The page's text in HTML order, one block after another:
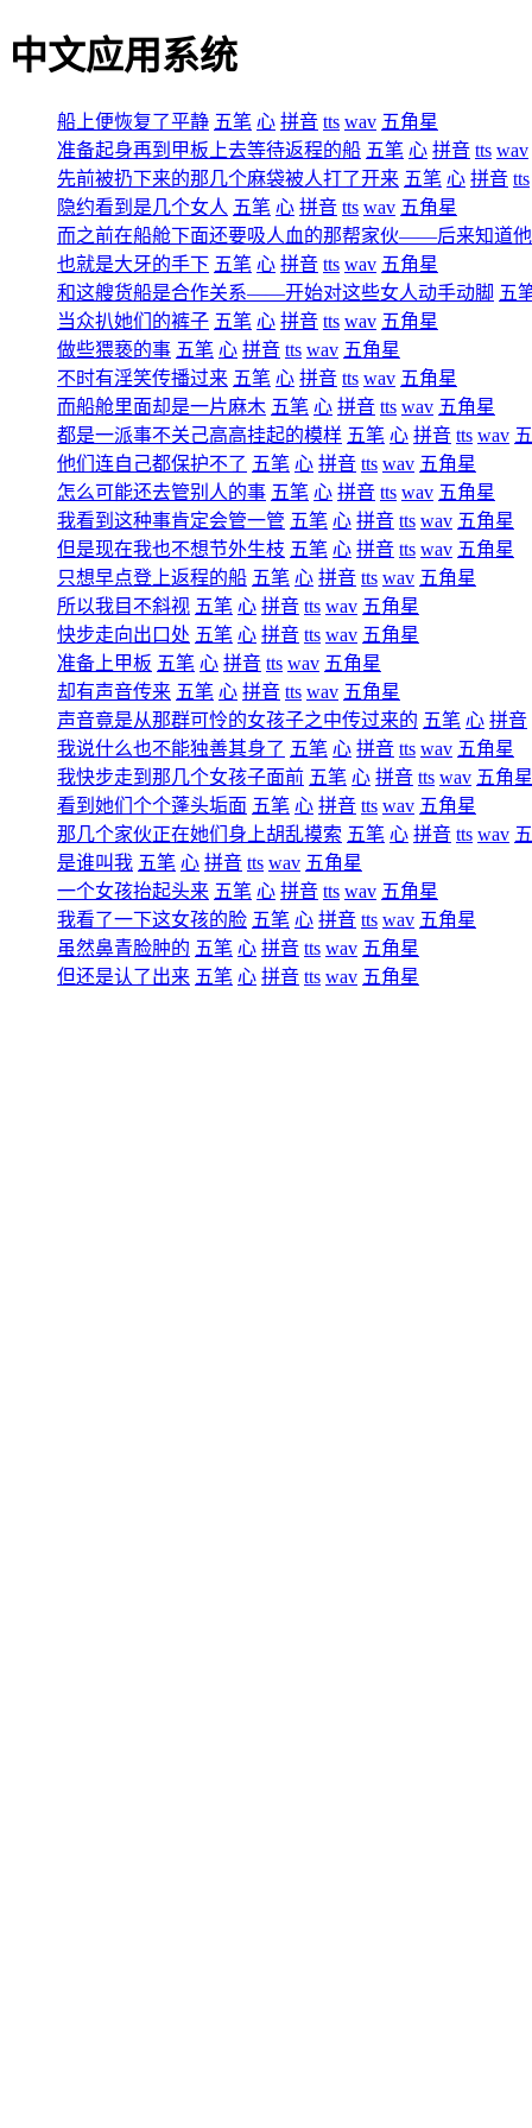
中文应用系统
船上便恢复了平静 五笔 心 拼音 tts wav 五角星
准备起身再到甲板上去等待返程的船 五笔 心 拼音 tts wav
先前被扔下来的那几个麻袋被人打了开来 五笔 心 拼音 tts
隐约看到是几个女人 五笔 心 拼音 tts wav 五角星
而之前在船舱下面还要吸人血的那帮家伙――后来知道
也就是大牙的手下 五笔 心 拼音 tts wav 五角星
和这艘货船是合作关系――开始对这些女人动手动脚 五
当众扒她们的裤子 五笔 心 拼音 tts wav 五角星
做些猥亵的事 五笔 心 拼音 tts wav 五角星
不时有淫笑传播过来 五笔 心 拼音 tts wav 五角星
而船舱里面却是一片麻木 五笔 心 拼音 tts wav 五角星
都是一派事不关己高高挂起的模样 五笔 心 拼音 tts wav
他们连自己都保护不了 五笔 心 拼音 tts wav 五角星
怎么可能还去管别人的事 五笔 心 拼音 tts wav 五角星
我看到这种事肯定会管一管 五笔 心 拼音 tts wav 五角星
但是现在我也不想节外生枝 五笔 心 拼音 tts wav 五角星
只想早点登上返程的船 五笔 心 拼音 tts wav 五角星
所以我目不斜视 五笔 心 拼音 tts wav 五角星
快步走向出口处 五笔 心 拼音 tts wav 五角星
准备上甲板 五笔 心 拼音 tts wav 五角星
却有声音传来 五笔 心 拼音 tts wav 五角星
声音竟是从那群可怜的女孩子之中传过来的 五笔 心 拼音
我说什么也不能独善其身了 五笔 心 拼音 tts wav 五角星
我快步走到那几个女孩子面前 五笔 心 拼音 tts wav 五角星
看到她们个个蓬头垢面 五笔 心 拼音 tts wav 五角星
那几个家伙正在她们身上胡乱摸索 五笔 心 拼音 tts wav
是谁叫我 五笔 心 拼音 tts wav 五角星
一个女孩抬起头来 五笔 心 拼音 tts wav 五角星
我看了一下这女孩的脸 五笔 心 拼音 tts wav 五角星
虽然鼻青脸肿的 五笔 心 拼音 tts wav 五角星
但还是认了出来 五笔 心 拼音 tts wav 五角星